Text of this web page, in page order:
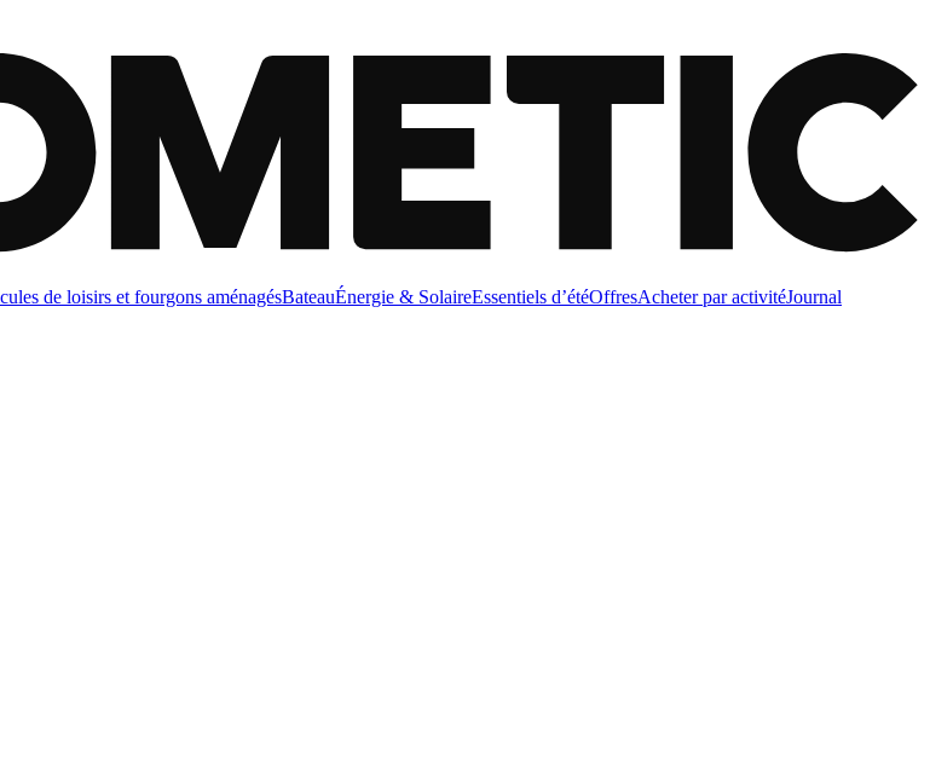
de loisirs et fourgons aménagésBateauÉnergie & SolaireEssentiels d’étéOffresAcheter par activitéJournal